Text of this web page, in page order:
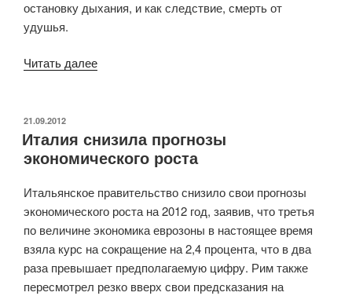
остановку дыхания, и как следствие, смерть от
удушья.
Читать далее
ядовитую
рыбу
ОПУБЛИКОВАНО
21.09.2012
Италия снизила прогнозы
экономического роста
Итальянское правительство снизило свои прогнозы
экономического роста на 2012 год, заявив, что третья
по величине экономика еврозоны в настоящее время
взяла курс на сокращение на 2,4 процента, что в два
раза превышает предполагаемую цифру. Рим также
пересмотрел резко вверх свои предсказания на